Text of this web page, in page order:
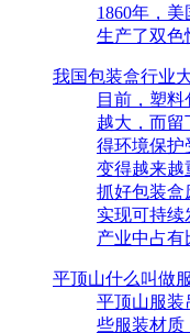
1860年，
生产了双色
我国包装盒行业
目前，塑
越大，而留
得环境保护
变得越来越
抓好包装盒
实现可持续
产业中占有
平顶山什么叫做
平顶山服装
些服装材质